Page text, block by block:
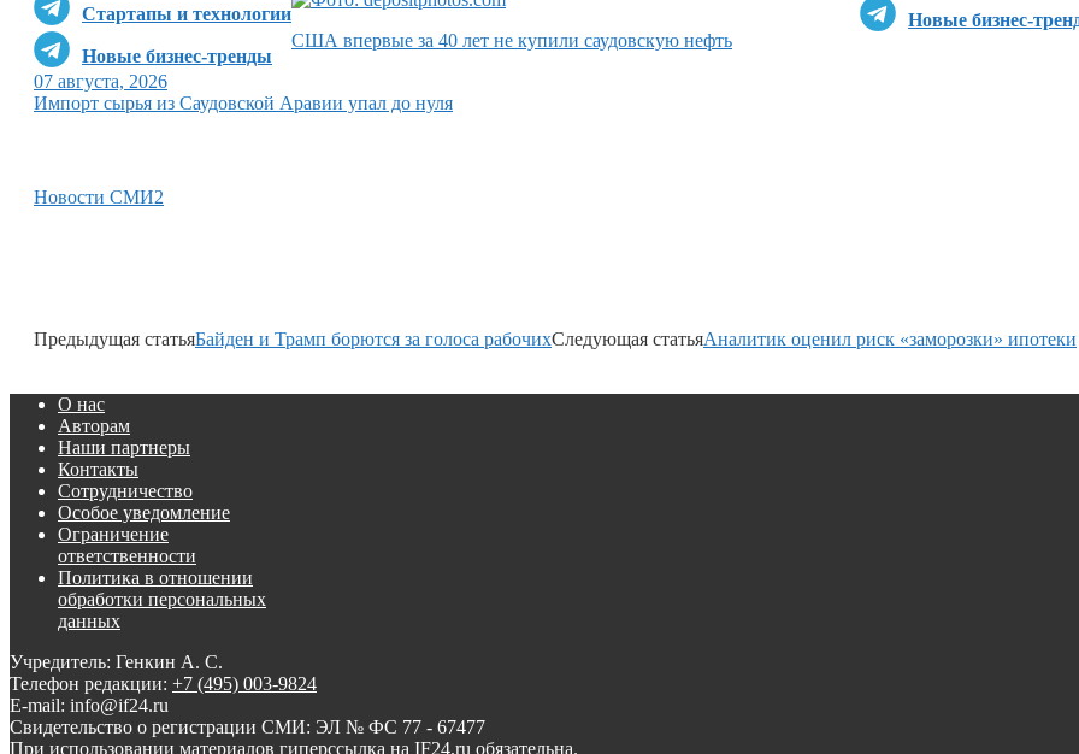
Новые бизнес-
Стартапы и технологии
Новые бизнес-тренды
США впервые за 40 лет не купили саудовскую нефть
07 августа, 2026
Импорт сырья из Саудовской Аравии упал до нуля
Новости СМИ2
Предыдущая статьяБайден и Трамп борются за голоса рабочихСледующая статьяАналитик оценил риск «заморозки» ипотеки
О нас
Авторам
Наши партнеры
Контакты
Сотрудничество
Особое уведомление
Ограничение
ответственности
Политика в отношении
обработки персональных
данных
Учредитель: Генкин А. С.
Телефон редакции: +7 (495) 003-9824
E-mail: info@if24.ru
Свидетельство о регистрации СМИ: ЭЛ № ФС 77 - 67477
При использовании материалов гиперссылка на IF24.ru обязательна.